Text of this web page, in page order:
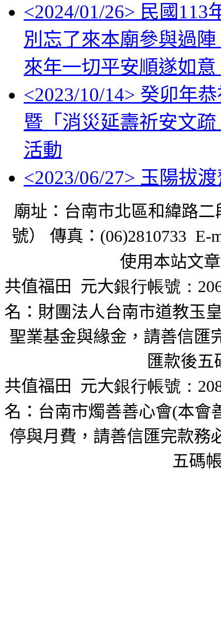
<2024/01/26> 民國113
別忘了來本廟參與過
來年一切平安順遂如
<2023/10/14> 癸卯年
暨「消災延壽祈安文
活動
<2023/06/27> 玉陽拔
廟址：台南市北區和緯路二
號） 傳真： (06)2810733 E-
使用本站文
共值福田
元大銀行帳號：
名：財團法人台南市道教玉
聖業基金與緣金，請善信匯
匯款後五
共值福田
元大銀行帳號：
名：台南市燭善善心會(本會
停與月費，請善信匯完款務
五碼